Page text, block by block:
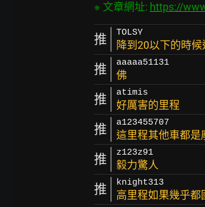
※ 文章網址: https://
推 TOLSY
降到20以下的時
推 aaaaa51131
佛
推 atimis
好厲害的里程
推 a123455707
這里程其他車都是
推 z123z91
毅力驚人
推 knight313
高里程如果幾乎